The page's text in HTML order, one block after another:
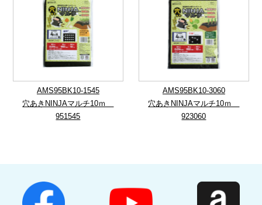
AMS95BK10-1545
穴あきNINJAマルチ10ｍ
951545
AMS95BK10-3060
穴あきNINJAマルチ10ｍ
923060